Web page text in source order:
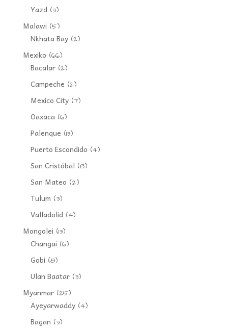
Yazd(3)
Malawi (5)
Nkhata Bay(2)
Mexiko (66)
Bacalar(2)
Campeche (2)
Mexico City(7)
Oaxaca(6)
Palenque (13)
Puerto Escondido (4)
San Cristóbal (8)
San Mateo (12)
Tulum (3)
Valladolid(4)
Mongolei (13)
Changai (6)
Gobi (8)
Ulan Baatar(3)
Myanmar(25)
Ayeyarwaddy(4)
Bagan (3)